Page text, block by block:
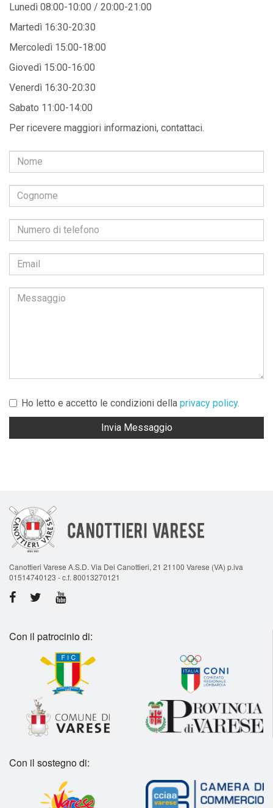
Lunedì 08:00-10:00 / 20:00-21:00
Martedì 16:30-20:30
Mercoledì 15:00-18:00
Giovedì 15:00-16:00
Venerdì 16:30-20:30
Sabato 11:00-14:00
Per ricevere maggiori informazioni, contattaci.
Ho letto e accetto le condizioni della privacy policy.
Invia Messaggio
Canottieri Varese A.S.D. Via Dei Canottieri, 21 21100 Varese (VA) p.iva
01514740123 - c.f. 80013270121
Con il patrocinio di:
Con il sostegno di: